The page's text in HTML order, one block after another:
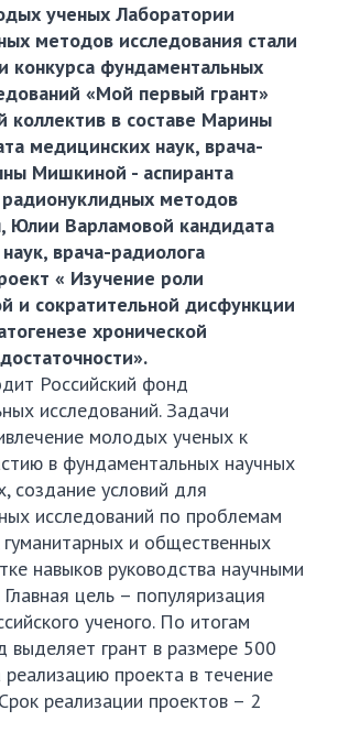
ученых Лаборатории
методов исследования стали
конкурса фундаментальных
«Мой первый грант»
коллектив в составе Марины
медицинских наук, врача-
Мишкиной - аспиранта
методов
Юлии Варламовой кандидата
врача-радиолога
« Изучение роли
и сократительной дисфункции
хронической
Российский фонд
исследований. Задачи
молодых ученых к
в фундаментальных научных
создание условий для
исследований по проблемам
гуманитарных и общественных
навыков руководства научными
цель – популяризация
ученого. По итогам
выделяет грант в размере 500
проекта в течение
реализации проектов – 2